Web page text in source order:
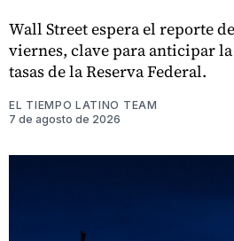
Wall Street espera el reporte
viernes, clave para anticipar
tasas de la Reserva Federal.
EL TIEMPO LATINO TEAM
7 de agosto de 2026